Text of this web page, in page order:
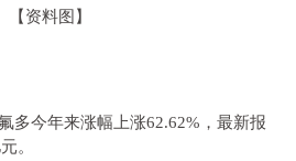
【资料图】
多今年来涨幅上涨62.62%，最新报
。